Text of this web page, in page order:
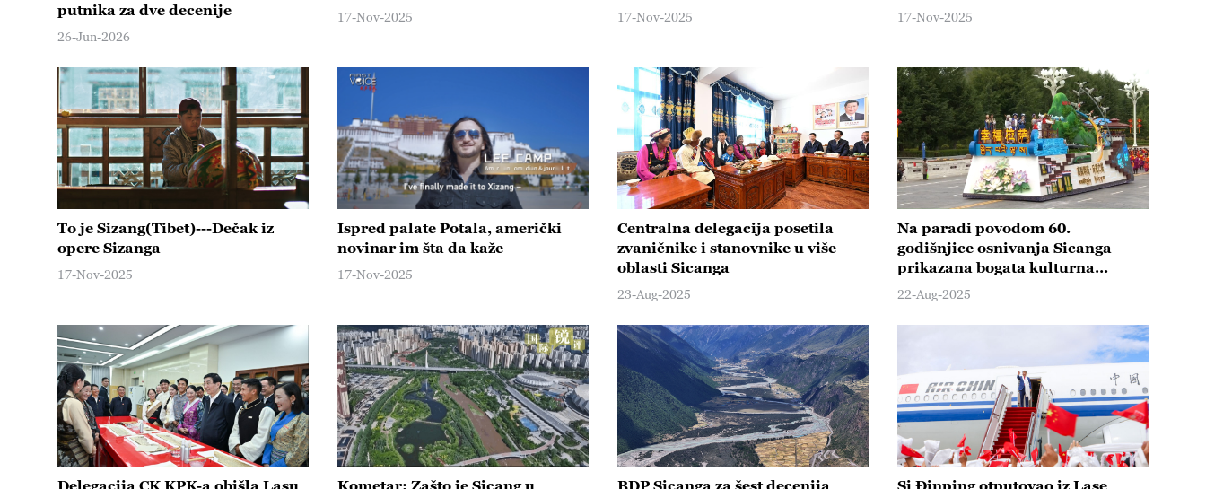
putnika za dve decenije
26-Jun-2026
17-Nov-2025 17-Nov-2025 17-Nov-2025
To je Sizang(Tibet)---Dečak iz
opere Sizanga
17-Nov-2025
Ispred palate Potala, američki
novinar im šta da kaže
17-Nov-2025
Centralna delegacija posetila
zvaničnike i stanovnike u više
oblasti Sicanga
23-Aug-2025
Na paradi povodom 60.
godišnjice osnivanja Sicanga
prikazana bogata kulturna
baština
22-Aug-2025
Delegacija CK KPK-a obišla Lasu
Kometar: Zašto je Sicang u
BDP Sicanga za šest decenija
Si Đinping otputovao iz Lase